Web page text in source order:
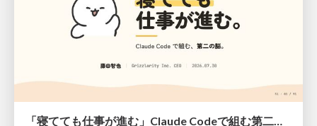
「寝てても仕事が進む」Claude Codeで組む第二の脳